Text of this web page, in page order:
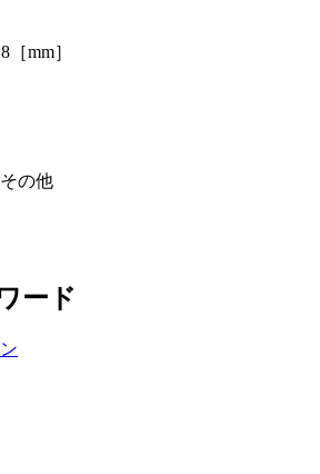
mm］
の他
ード